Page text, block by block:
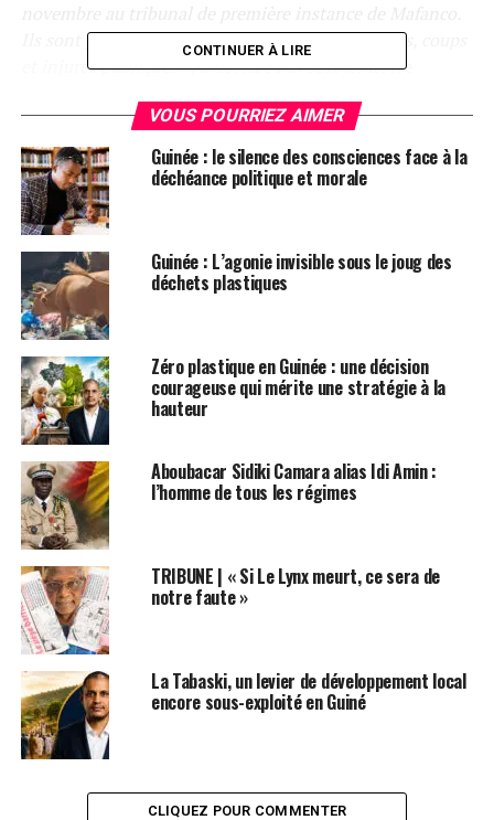
Ils sont poursuivis pour violences et voies de faits, coups
et injures publiques», a déclaré l’avocat de notre
Mediaguinee.
Depuis l’annonce de cette nouvelle dans la capitale,
beaucoup de personnes se demandent si c’est le début
du périple judiciaire des dignitaires d’Alpha Condé
Kouné DIALLO pour Kumpital.com
Post Views:
ETIQUETTES
ALBERT DAMANTANG CAMARA
DAMARO CAMARA
FEATURED GUINÉE KUMPITAL
SUIVANT
Guinée: Les premiers ennuis judiciaires pour Alpha
Condé…
NE RATEZ PAS
Cour d’appel : le verdict d’Ousmane Gnelloye Diallo
attendu ce jeudi
CONTINUER À LIRE
VOUS POURRIEZ AIMER
Guinée : le silence des consciences face à la
déchéance politique et morale
Guinée : L’agonie invisible sous le joug des
déchets plastiques
Zéro plastique en Guinée : une décision
courageuse qui mérite une stratégie à la
hauteur
Aboubacar Sidiki Camara alias Idi Amin :
l’homme de tous les régimes
TRIBUNE | « Si Le Lynx meurt, ce sera de
notre faute »
La Tabaski, un levier de développement local
encore sous-exploité en Guiné
CLIQUEZ POUR COMMENTER